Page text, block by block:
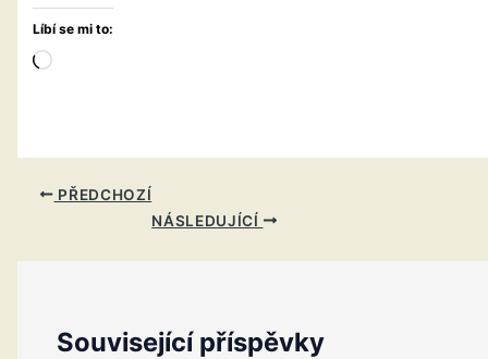
Líbí se mi to:
Načítání…
PŘEDCHOZÍ
NÁSLEDUJÍCÍ
Související příspěvky